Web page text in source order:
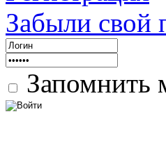
Забыли свой
Запомнить